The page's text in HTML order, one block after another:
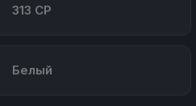
313 CP
Белый